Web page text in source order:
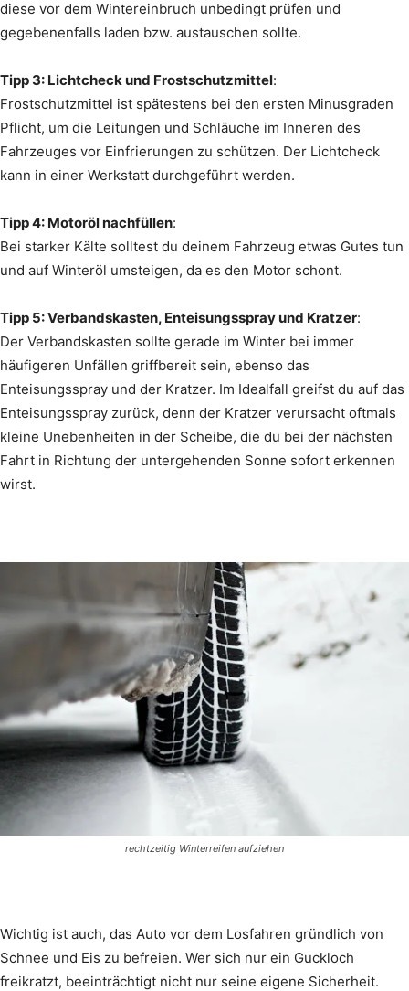
diese vor dem Wintereinbruch unbedingt prüfen und
gegebenenfalls laden bzw. austauschen sollte.
Tipp 3: Lichtcheck und Frostschutzmittel:
Frostschutzmittel ist spätestens bei den ersten Minusgraden
Pflicht, um die Leitungen und Schläuche im Inneren des
Fahrzeuges vor Einfrierungen zu schützen. Der Lichtcheck
kann in einer Werkstatt durchgeführt werden.
Tipp 4: Motoröl nachfüllen:
Bei starker Kälte solltest du deinem Fahrzeug etwas Gutes tun
und auf Winteröl umsteigen, da es den Motor schont.
Tipp 5: Verbandskasten, Enteisungsspray und Kratzer:
Der Verbandskasten sollte gerade im Winter bei immer
häufigeren Unfällen griffbereit sein, ebenso das
Enteisungsspray und der Kratzer. Im Idealfall greifst du auf das
Enteisungsspray zurück, denn der Kratzer verursacht oftmals
kleine Unebenheiten in der Scheibe, die du bei der nächsten
Fahrt in Richtung der untergehenden Sonne sofort erkennen
wirst.
rechtzeitig Winterreifen aufziehen
Wichtig ist auch, das Auto vor dem Losfahren gründlich von
Schnee und Eis zu befreien. Wer sich nur ein Guckloch
freikratzt, beeinträchtigt nicht nur seine eigene Sicherheit.